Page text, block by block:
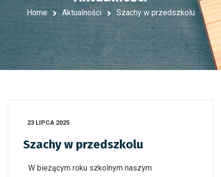
Home Aktualności Szachy w przedszkolu
23 LIPCA 2025
Szachy w przedszkolu
W bieżącym roku szkolnym naszym